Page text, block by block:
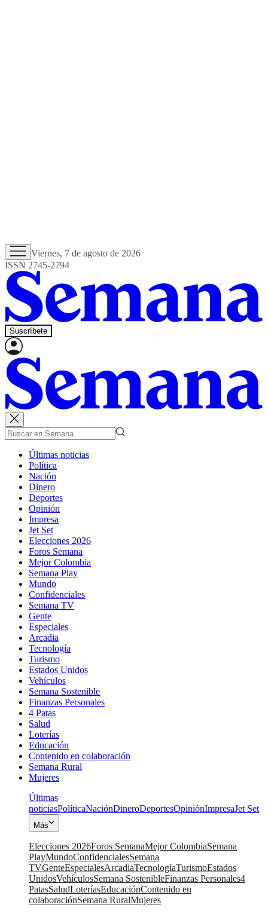
Viernes, 7 de agosto de 2026
ISSN 2745-2794
Suscríbete
Últimas noticias
Política
Nación
Dinero
Deportes
Opinión
Impresa
Jet Set
Elecciones 2026
Foros Semana
Mejor Colombia
Semana Play
Mundo
Confidenciales
Semana TV
Gente
Especiales
Arcadia
Tecnología
Turismo
Estados Unidos
Vehículos
Semana Sostenible
Finanzas Personales
4 Patas
Salud
Loterías
Educación
Contenido en colaboración
Semana Rural
Mujeres
Últimas
noticiasPolíticaNaciónDineroDeportesOpiniónImpresaJet Set
Más
Elecciones 2026Foros SemanaMejor ColombiaSemana
PlayMundoConfidencialesSemana
TVGenteEspecialesArcadiaTecnologíaTurismoEstados
UnidosVehículosSemana SostenibleFinanzas Personales4
PatasSaludLoteríasEducaciónContenido en
colaboraciónSemana RuralMujeres